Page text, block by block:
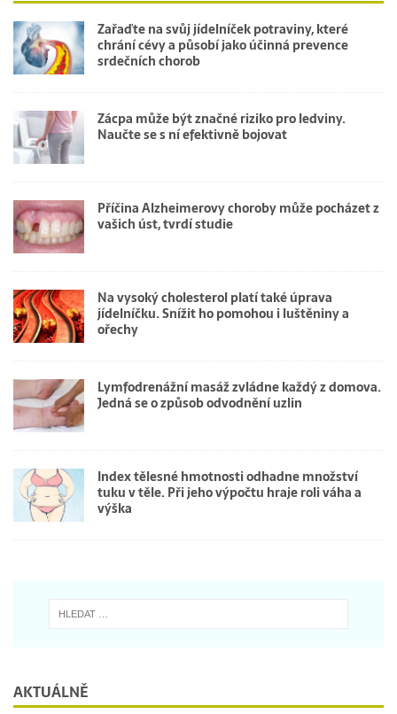
Zařaďte na svůj jídelníček potraviny, které
chrání cévy a působí jako účinná prevence
srdečních chorob
Zácpa může být značné riziko pro ledviny.
Naučte se s ní efektivně bojovat
Příčina Alzheimerovy choroby může pocházet z
vašich úst, tvrdí studie
Na vysoký cholesterol platí také úprava
jídelníčku. Snížit ho pomohou i luštěniny a
ořechy
Lymfodrenážní masáž zvládne každý z domova.
Jedná se o způsob odvodnění uzlin
Index tělesné hmotnosti odhadne množství
tuku v těle. Při jeho výpočtu hraje roli váha a
výška
AKTUÁLNĚ